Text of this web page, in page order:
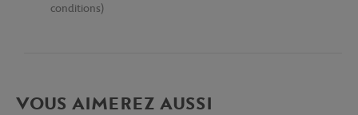
conditions)
VOUS AIMEREZ AUSSI